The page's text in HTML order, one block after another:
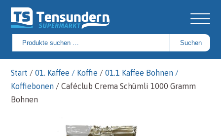
Suchen
nach:
Suchen
Start /01. Kaffee / Koffie /01.1 Kaffee Bohnen /
Koffiebonen / Caféclub Crema Schümli 1000 Gramm
Bohnen